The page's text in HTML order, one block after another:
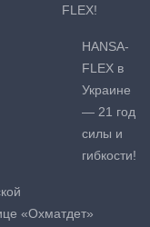
FLEX!
HANSA-
FLEX в
Украине
— 21 год
силы и
гибкости!
«Охматдет»